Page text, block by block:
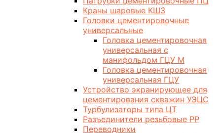
Краны шаровые КШЗ
Головки цементировочные
универсальные
Головка цементировочная
универсальная с
манифольдом ГЦУ М
Головка цементировочная
универсальная ГЦУ
Устройство экранирующее для
цементирования скважин УЭЦС
Турбулизаторы типа ЦТ
Разъединители резьбовые РР
Переводники